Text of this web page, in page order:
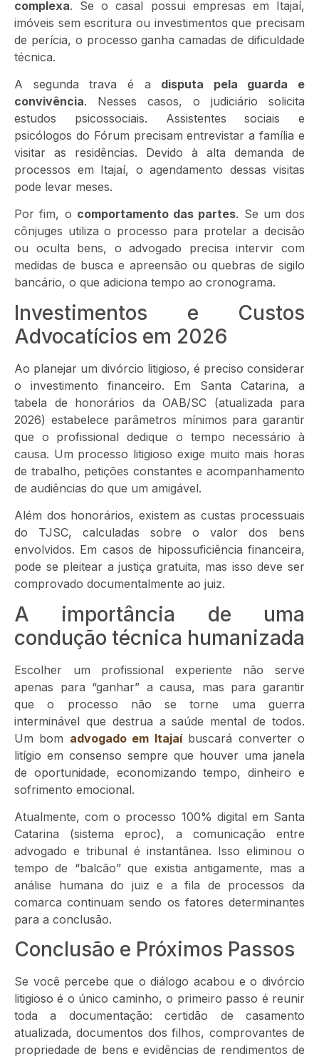
complexa. Se o casal possui empresas em Itajaí,
imóveis sem escritura ou investimentos que precisam
de perícia, o processo ganha camadas de dificuldade
técnica.
A segunda trava é a disputa pela guarda e
convivência. Nesses casos, o judiciário solicita
estudos psicossociais. Assistentes sociais e
psicólogos do Fórum precisam entrevistar a família e
visitar as residências. Devido à alta demanda de
processos em Itajaí, o agendamento dessas visitas
pode levar meses.
Por fim, o comportamento das partes. Se um dos
cônjuges utiliza o processo para protelar a decisão
ou oculta bens, o advogado precisa intervir com
medidas de busca e apreensão ou quebras de sigilo
bancário, o que adiciona tempo ao cronograma.
Investimentos e Custos
Advocatícios em 2026
Ao planejar um divórcio litigioso, é preciso considerar
o investimento financeiro. Em Santa Catarina, a
tabela de honorários da OAB/SC (atualizada para
2026) estabelece parâmetros mínimos para garantir
que o profissional dedique o tempo necessário à
causa. Um processo litigioso exige muito mais horas
de trabalho, petições constantes e acompanhamento
de audiências do que um amigável.
Além dos honorários, existem as custas processuais
do TJSC, calculadas sobre o valor dos bens
envolvidos. Em casos de hipossuficiência financeira,
pode se pleitear a justiça gratuita, mas isso deve ser
comprovado documentalmente ao juiz.
A importância de uma
condução técnica humanizada
Escolher um profissional experiente não serve
apenas para “ganhar” a causa, mas para garantir
que o processo não se torne uma guerra
interminável que destrua a saúde mental de todos.
Um bom advogado em Itajaíbuscará converter o
litígio em consenso sempre que houver uma janela
de oportunidade, economizando tempo, dinheiro e
sofrimento emocional.
Atualmente, com o processo 100% digital em Santa
Catarina (sistema eproc), a comunicação entre
advogado e tribunal é instantânea. Isso eliminou o
tempo de “balcão” que existia antigamente, mas a
análise humana do juiz e a fila de processos da
comarca continuam sendo os fatores determinantes
para a conclusão.
Conclusão e Próximos Passos
Se você percebe que o diálogo acabou e o divórcio
litigioso é o único caminho, o primeiro passo é reunir
toda a documentação: certidão de casamento
atualizada, documentos dos filhos, comprovantes de
propriedade de bens e evidências de rendimentos de